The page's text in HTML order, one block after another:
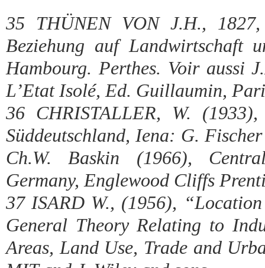
35 THÜNEN VON J.H.,
Beziehung auf Landwirtschaft
Hambourg. Perthes. Voir aussi
L’Etat Isolé, Ed. Guillaumin,
36 CHRISTALLER, W.
Süddeutschland, Iena: G.
Ch.W. Baskin (1966),
Germany, Englewood Cliffs
37 ISARD W., (1956),
General Theory Relating to
Areas, Land Use, Trade and